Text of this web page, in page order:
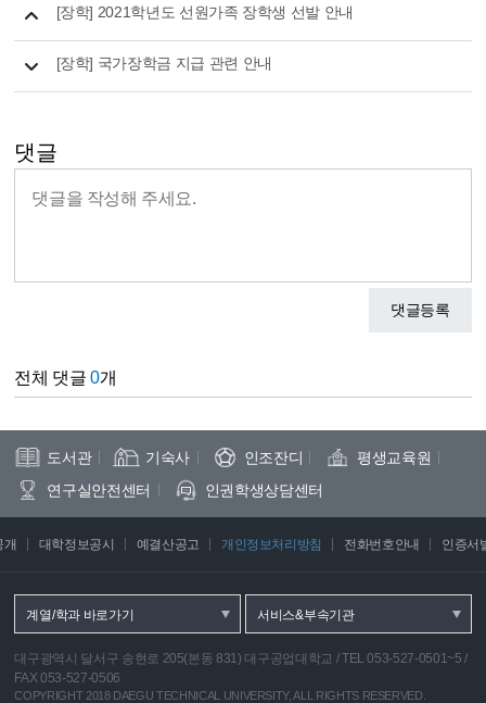
[장학] 2021학년도 선원가족 장학생 선발 안내
[장학] 국가장학금 지급 관련 안내
댓글
댓글등록
전체 댓글0개
도서관 기숙사 인조잔디
평생교육원
연구실안전센터
인권학생상담센터
개 대학정보공시 예결산공고 개인정보처리방침 전화번호안내 인증서
대구광역시 달서구 송현로 205(본동 831) 대구공업대학교 /TEL 053-527-0501~5/
FAX 053-527-0506
COPYRIGHT 2018 DAEGU TECHNICAL UNIVERSITY, ALL RIGHTS RESERVED.
계열/학과 바로가기 서비스&부속기관